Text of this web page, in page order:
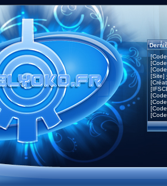
[Site]